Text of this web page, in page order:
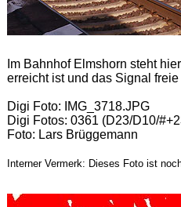
Im Bahnhof Elmshorn steht
erreicht ist und das Signal
Digi Foto: IMG_3718.JPG
Digi Fotos: 0361 (D23/D10/
Foto: Lars Brüggemann
Interner Vermerk: Dieses Foto ist